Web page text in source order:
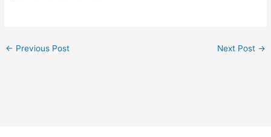
← Previous Post Next Post →